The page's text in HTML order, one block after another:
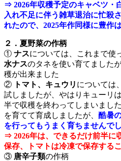
⇒ 2026年収穫予定のキャベツ・
入れ不足に伴う雑草退治に忙殺
れたので、2025年作同様に豊作
２．夏野菜の作柄
① ナスについては、これまで使
水ナスのタネを使い育てました
穫が出来ました
②
トマト、キュウリ については
試しましたが、やはりキューリ
半で収穫を終わってしまいまし
を育てて育成しましたが、 酷暑
を行ってもうまく育ちませんで
⇒ 2026年は、できるだけ前半に
保存、トマトは冷凍で保存する
③ 唐辛子類の作柄